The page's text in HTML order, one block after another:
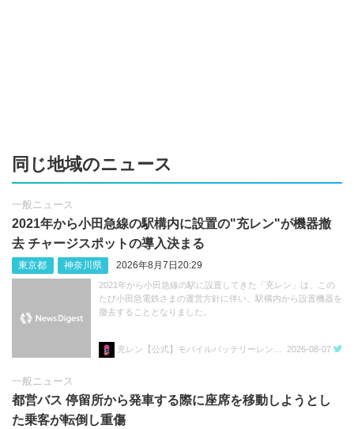
同じ地域のニュース
一般ニュース
2021年から小田急線の駅構内に設置の"充レン"が機器撤
去 チャージスポットの導入決まる
東京都 神奈川県 2026年8月7日20:29
2021年から小田急線の駅に設置してきた「充レン」は、この
たび小田急電鉄さまの運営方針に伴い、駅構内から設置機器を
撤去することとなりました。
2026-08-07
一般ニュース
都営バス 停留所から発車する際に座席を移動しようとし
た乗客が転倒し重傷